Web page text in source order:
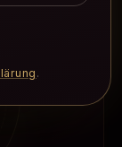
.